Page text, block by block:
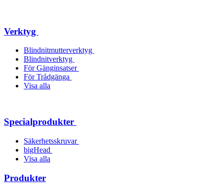
Verktyg
Blindnitmutterverktyg
Blindnitverktyg
För Gänginsatser
För Trådgänga
Visa alla
Specialprodukter
Säkerhetsskruvar
bigHead
Visa alla
Produkter